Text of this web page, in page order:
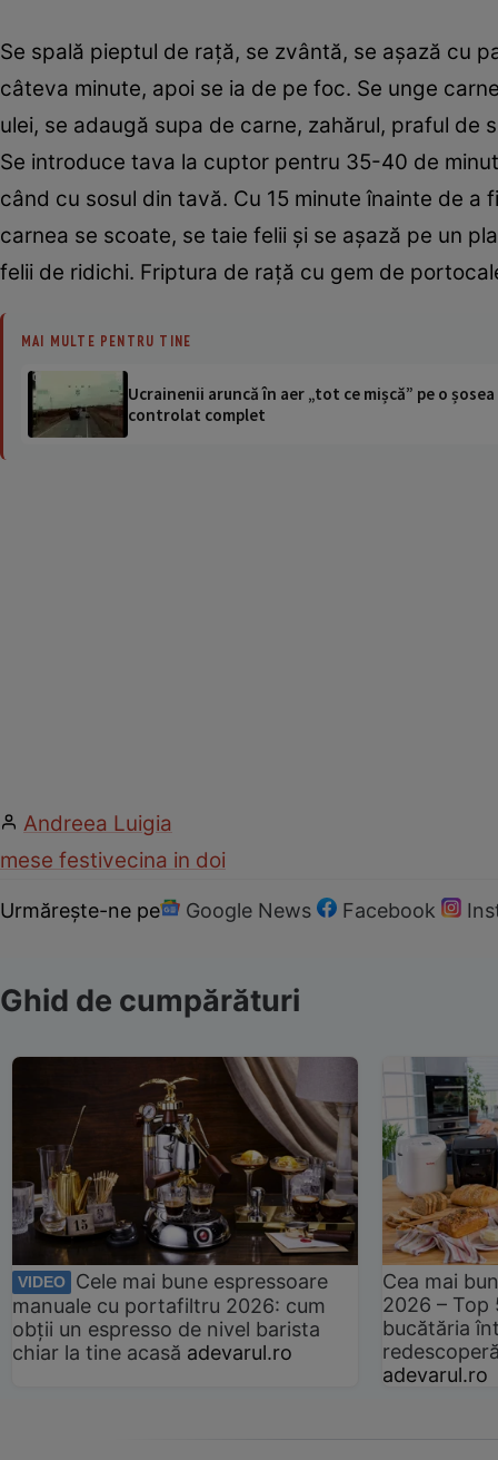
Se spală pieptul de ­raţă, se zvântă, se aşază cu
câteva minute, apoi se ia de pe foc. Se unge
ulei, se adaugă supa de carne, zahărul, praful
Se introduce tava la cuptor pentru 35-40 de
când cu sosul din tavă. Cu 15 minute înainte de
carnea se scoate, se taie felii şi se aşază pe un
felii de ridichi. Friptura de raţă cu gem de
MAI MULTE PENTRU TINE
Ucrainenii aruncă în aer „tot ce mișcă” pe o
controlat complet
Andreea Luigia
mese festivecina in doi
Urmărește-ne pe Google News Facebook
Ghid de cumpărături
VIDEO
Cele mai bune espressoare
manuale cu portafiltru 2026: cum
obții un espresso de nivel barista
chiar la tine acasă adevarul.ro
Cea mai
2026 –
bucătăria
adevarul.ro